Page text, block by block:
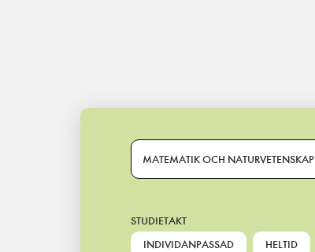
Main Navigation
MATEMATIK OCH NATURVETENSKAP
STUDIETAKT
INDIVIDANPASSAD
HELTID